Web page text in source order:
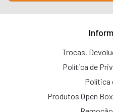
Trocas,
Política de
Política
Produtos Open